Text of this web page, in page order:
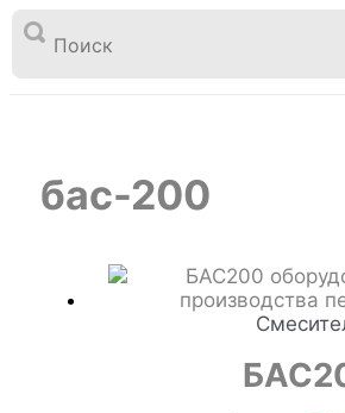
Перейти
бас-200